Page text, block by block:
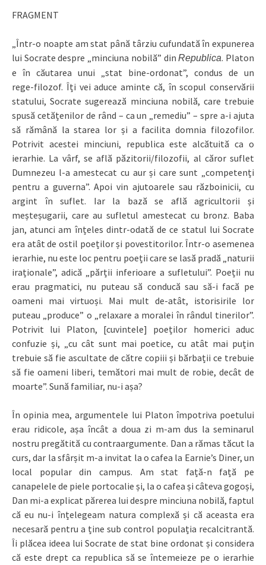
FRAGMENT
„Într‑o noapte am stat până târziu cufundată în expunerea
lui Socrate despre „minciuna nobilă” dinRepublica. Platon
e în căutarea unui „stat bine‑ordonat”, condus de un
rege‑filozof. Îți vei aduce aminte că, în scopul conservării
statului, Socrate sugerează minciuna nobilă, care trebuie
spusă cetățenilor de rând – ca un „remediu” – spre a‑i ajuta
să rămână la starea lor și a facilita domnia filozofilor.
Potrivit acestei minciuni, republica este alcătuită ca o
ierarhie. La vârf, se află păzitorii/filozofii, al căror suflet
Dumnezeu l‑a amestecat cu aur și care sunt „competenți
pentru a guverna”. Apoi vin ajutoarele sau războinicii, cu
argint în suflet. Iar la bază se află agricultorii și
meșteșugarii, care au sufletul amestecat cu bronz. Baba
jan, atunci am înțeles dintr‑odată de ce statul lui Socrate
era atât de ostil poeților și povestitorilor. Într‑o asemenea
ierarhie, nu este loc pentru poeții care se lasă pradă „naturii
iraționale”, adică „părții inferioare a sufletului”. Poeții nu
erau pragmatici, nu puteau să conducă sau să‑i facă pe
oameni mai virtuoși. Mai mult de‑atât, istorisirile lor
puteau „produce” o „relaxare a moralei în rândul tinerilor”.
Potrivit lui Platon, [cuvintele] poeților homerici aduc
confuzie și, „cu cât sunt mai poetice, cu atât mai puțin
trebuie să fie ascultate de către copiii și bărbații ce trebuie
să fie oameni liberi, temători mai mult de robie, decât de
moarte”. Sună familiar, nu‑i așa?
În opinia mea, argumentele lui Platon împotriva poetului
erau ridicole, așa încât a doua zi m‑am dus la seminarul
nostru pregătită cu contraargumente. Dan a rămas tăcut la
curs, dar la sfârșit m‑a invitat la o cafea la Earnie’s Diner, un
local popular din campus. Am stat față‑n față pe
canapelele de piele portocalie și, la o cafea și câteva gogoși,
Dan mi‑a explicat părerea lui despre minciuna nobilă, faptul
că eu nu‑i înțelegeam natura complexă și că aceasta era
necesară pentru a ține sub control populația recalcitrantă.
Îi plăcea ideea lui Socrate de stat bine ordonat și considera
că este drept ca republica să se întemeieze pe o ierarhie